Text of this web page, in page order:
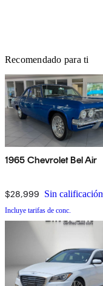
Recomendado para ti
1965 Chevrolet Bel Air
$28,999 Sin calificación
Incluye tarifas de conc.